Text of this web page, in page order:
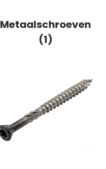
Metaalschroeven
(1)